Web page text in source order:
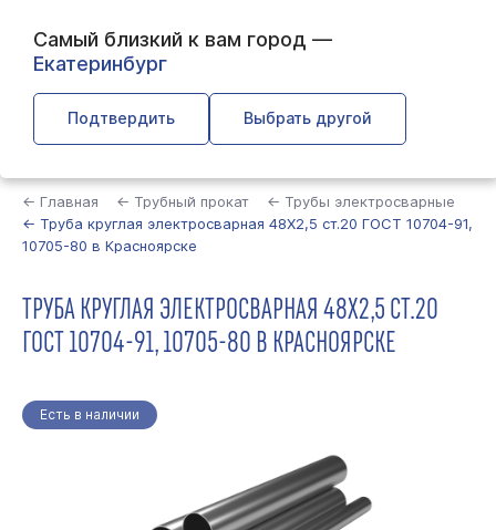
Самый близкий к вам город —
Екатеринбург
Подтвердить Выбрать другой
← Главная ← Трубный прокат
← Трубы электросварные
← Труба круглая электросварная 48Х2,5 ст.20 ГОСТ 10704-91,
10705-80 в Красноярске
ТРУБА КРУГЛАЯ ЭЛЕКТРОСВАРНАЯ 48Х2,5 СТ.20
ГОСТ 10704-91, 10705-80 В КРАСНОЯРСКЕ
Есть в наличии